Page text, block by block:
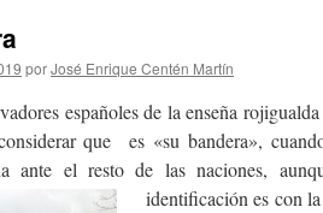
porJosé Enrique Centén Martín
españoles de la enseña
que es «su bandera»,
ante el resto de las naciones,
identificación es con